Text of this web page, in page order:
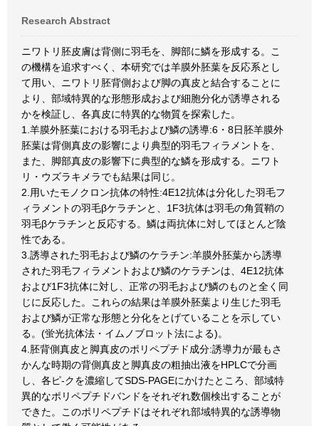
Research Abstract
ニワトリ胚皮膚は背側に羽毛を、脚部に鱗を形成する。こ
の機構を追求すべく、本研究では羊膜外胚葉を反応系とし
て用い、ニワトリ胚背側および脚の真皮と結合することに
より、部域特異的な形態形成および細胞分化が誘導される
かを検証し、各真皮に特異的な物質を探索した。
1.羊膜外胚葉における羽毛および鱗の誘導:6・8日胚羊膜外
胚葉は背側真皮の影響により典型的羽毛フィラメントを、
また、脚部真皮の影響下に典型的な鱗を形成する。ニワト
リ・ウズラキメラでも結果は同じ。
2.用いたモノクロン抗体の特性:4E12抗体は分化した羽毛フ
ィラメントの羽毛βケラチンと、1F3抗体は羽毛の角質鞘の
羽毛βケラチンと反応する。鱗は両抗体に対してほとんど陰
性である。
3.誘導された羽毛および鱗のケラチン:羊膜外胚葉から誘導
された羽毛フィラメントおよび鱗のケラチンは、4E12抗体
および1F3抗体に対し、正常の羽毛および鱗のものと全く同
じに反応した。これらの結果は羊膜外胚葉より生じた羽毛
および鱗が正常な形態と分化をとげていることを示してい
る。(蛍光抗体法・イムノブロット法による)。
4.胚背側真皮と脚真皮のポリペプチド成分:誘導力が最もさ
かんな時期の背側真皮と脚真皮の粗抽出液をHPLCで分画
し、各ピ-クを濃縮してSDS-PAGEにかけたところ、部域特
異的なポリペプチドバンドをそれぞれ数個検出することが
できた。このポリペプチドはそれぞれ部域特異的な誘導物